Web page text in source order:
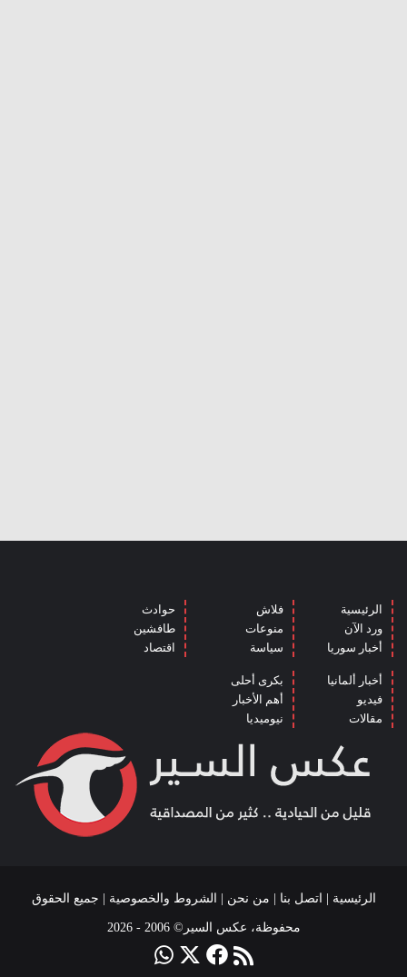
الرئيسية
ورد الآن
أخبار سوريا
فلاش
منوعات
سياسة
حوادث
طافشين
اقتصاد
أخبار ألمانيا
فيديو
مقالات
بكرى أحلى
أهم الأخبار
نيوميديا
الرئيسية اتصل بنا من نحن الشروط والخصوصية | جميع الحقوق
محفوظة، عكس السير© 2006 - 2026